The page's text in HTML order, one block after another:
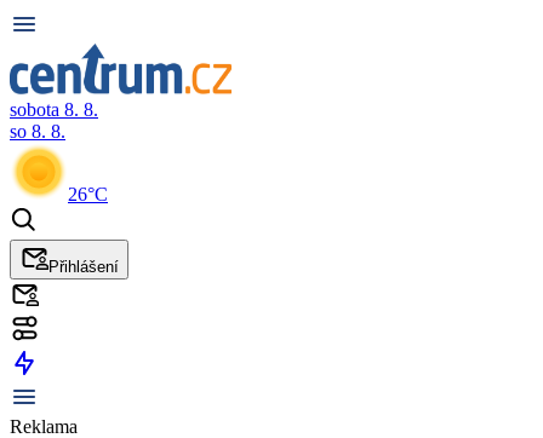
sobota 8. 8.
so 8. 8.
26°C
Přihlášení
Reklama